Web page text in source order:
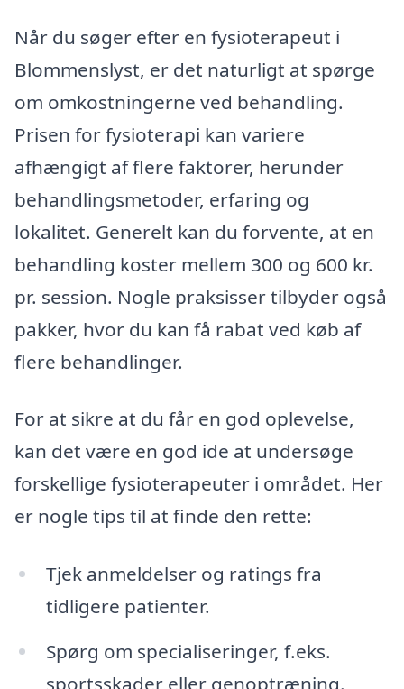
Når du søger efter en fysioterapeut i
Blommenslyst, er det naturligt at spørge
om omkostningerne ved behandling.
Prisen for fysioterapi kan variere
afhængigt af flere faktorer, herunder
behandlingsmetoder, erfaring og
lokalitet. Generelt kan du forvente, at en
behandling koster mellem 300 og 600 kr.
pr. session. Nogle praksisser tilbyder også
pakker, hvor du kan få rabat ved køb af
flere behandlinger.
For at sikre at du får en god oplevelse,
kan det være en god ide at undersøge
forskellige fysioterapeuter i området. Her
er nogle tips til at finde den rette:
Tjek anmeldelser og ratings fra
tidligere patienter.
Spørg om specialiseringer, f.eks.
sportsskader eller genoptræning.